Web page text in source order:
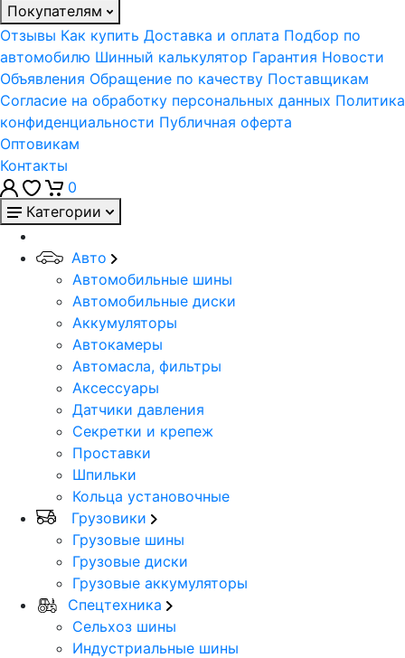
Покупателям
Отзывы Как купить Доставка и оплата Подбор по
автомобилю Шинный калькулятор Гарантия Новости
Объявления Обращение по качеству Поставщикам
Согласие на обработку персональных данных Политика
конфиденциальности Публичная оферта
Оптовикам
Контакты
0
Категории
Авто
Автомобильные шины
Автомобильные диски
Аккумуляторы
Автокамеры
Автомасла, фильтры
Аксессуары
Датчики давления
Секретки и крепеж
Проставки
Шпильки
Кольца установочные
Грузовики
Грузовые шины
Грузовые диски
Грузовые аккумуляторы
Спецтехника
Сельхоз шины
Индустриальные шины